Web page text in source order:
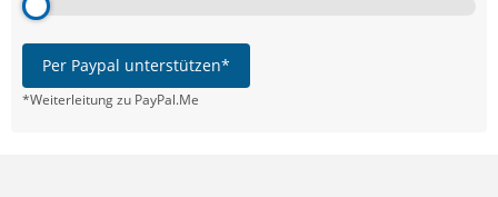
Per Paypal unterstützen*
*Weiterleitung zu PayPal.Me